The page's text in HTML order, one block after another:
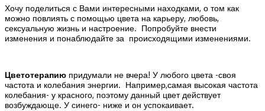
Хочу поделиться с Вами интересными находками, о том как
можно повлиять с помощью цвета на карьеру, любовь,
сексуальную жизнь и настроение. Попробуйте внести
изменения и понаблюдайте за происходящими изменениями.
Цветотерапию придумали не вчера! У любого цвета -своя
частота и колебания энергии. Например,самая высокая частота
колебания- у красного, поэтому данный цвет действует
возбуждающе. У синего- ниже и он успокаивает.